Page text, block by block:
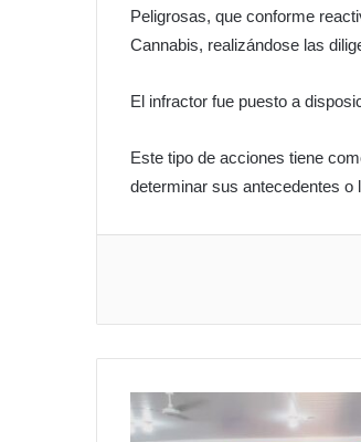
Peligrosas, que conforme
Cannabis, realizándose las
El infractor fue puesto a
Este tipo de acciones tiene
determinar sus antecedentes o